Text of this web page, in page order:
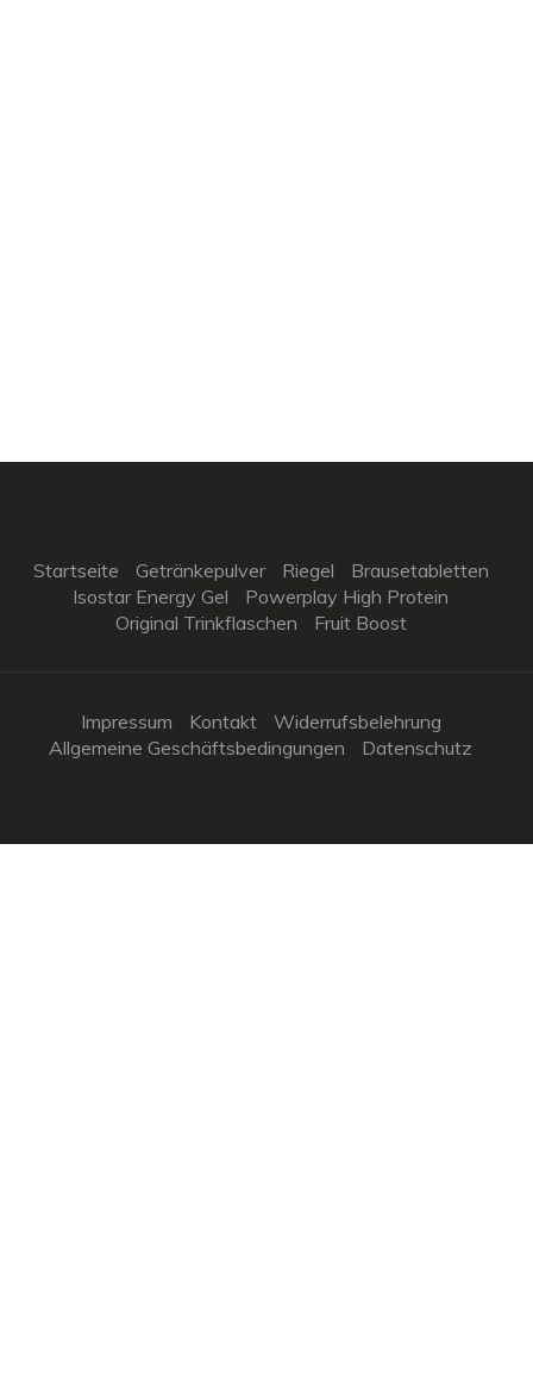
Startseite Getränkepulver Riegel
Brausetabletten
Isostar Energy Gel
Powerplay High Protein
Original Trinkflaschen
Fruit Boost
Impressum Kontakt
Widerrufsbelehrung
Allgemeine Geschäftsbedingungen
Datenschutz